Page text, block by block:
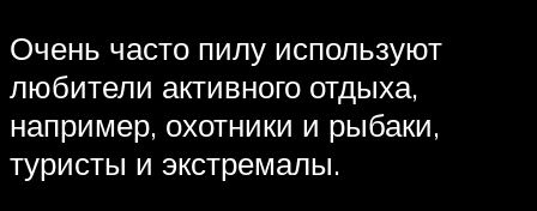
Очень часто пилу используют
любители активного отдыха,
например, охотники и рыбаки,
туристы и экстремалы.